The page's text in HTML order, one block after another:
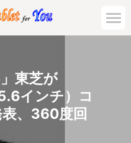
東芝が
インチ）コ
、360度回